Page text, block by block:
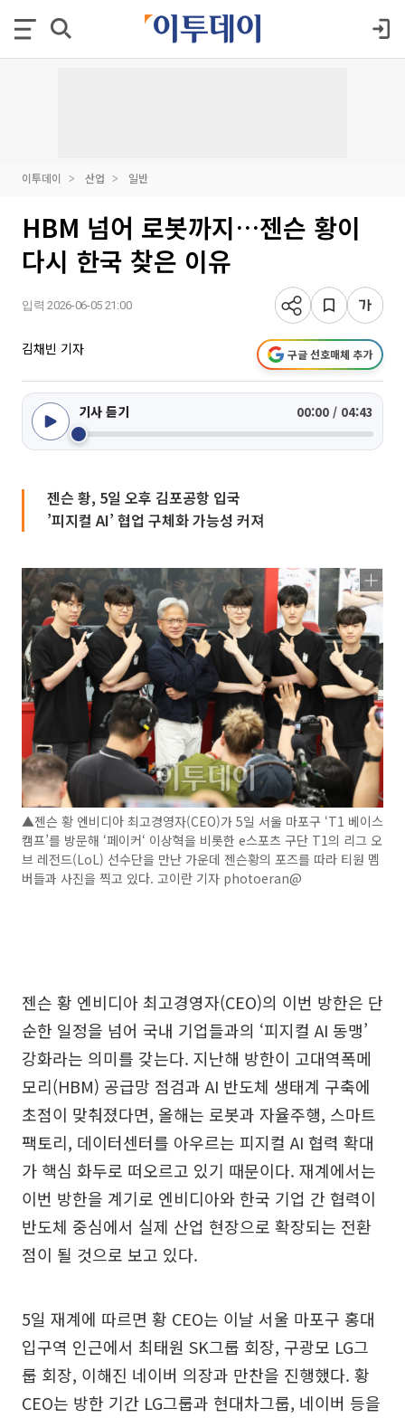
이투데이 산업 일반
HBM 넘어 로봇까지…젠슨 황이
다시 한국 찾은 이유
입력 2026-06-05 21:00
김채빈 기자 구글 선호매체 추가
기사 듣기 00:00 / 04:43
젠슨 황, 5일 오후 김포공항 입국
’피지컬 AI’ 협업 구체화 가능성 커져
▲젠슨 황 엔비디아 최고경영자(CEO)가 5일 서울 마포구 ‘T1 베이스
캠프’를 방문해 ‘페이커‘ 이상혁을 비롯한 e스포츠 구단 T1의 리그 오
브 레전드(LoL) 선수단을 만난 가운데 젠슨황의 포즈를 따라 티원 멤
버들과 사진을 찍고 있다. 고이란 기자 photoeran@
젠슨 황 엔비디아 최고경영자(CEO)의 이번 방한은 단
순한 일정을 넘어 국내 기업들과의 ‘피지컬 AI 동맹’
강화라는 의미를 갖는다. 지난해 방한이 고대역폭메
모리(HBM) 공급망 점검과 AI 반도체 생태계 구축에
초점이 맞춰졌다면, 올해는 로봇과 자율주행, 스마트
팩토리, 데이터센터를 아우르는 피지컬 AI 협력 확대
가 핵심 화두로 떠오르고 있기 때문이다. 재계에서는
이번 방한을 계기로 엔비디아와 한국 기업 간 협력이
반도체 중심에서 실제 산업 현장으로 확장되는 전환
점이 될 것으로 보고 있다.
5일 재계에 따르면 황 CEO는 이날 서울 마포구 홍대
입구역 인근에서 최태원 SK그룹 회장, 구광모 LG그
룹 회장, 이해진 네이버 의장과 만찬을 진행했다. 황
CEO는 방한 기간 LG그룹과 현대차그룹, 네이버 등을